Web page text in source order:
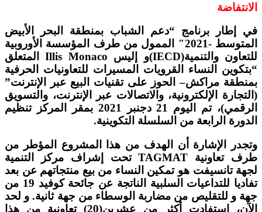
الانتفاضة
في إطار برنامج
“دعم الشباب بمنطقة البحر
الأبيض
المتوسط -2021″
الممول من طرف المؤسسة الأوروبية
للتعاون والتنمية(IECD) و إليس
المتعلق
“بتكوين النساء القرويات المسيرات للتعاونيات الحرفية
بمنطقة مراكش– الحوز على تقنيات البيع عبر الإنترنت”
( التجارة الإلكترونية، والاتصالات عبر الإنترنت، والتسويق
الرقمي)، تم اليوم دجنبر
بمقر المركز تنظيم
الدورة الرابعة من السلسلة التكوينية.
وتجدر
الإشارة أن الهدف من هذا المشروع المؤطر
من
طرف تعاونية تحت إشراف مركز
التنمية
لجهة تانسيفت هو تمكين النساء من بيع منتجاتهم عن بعد
تفاديا للتداعيات السلبية الناتجة عن جائحة كوفيد
من
جهة و للتقليص من مضاربة الوسطاء من جهة ثانية. و لحد
الآن،
استفادت أكثر من عشرين(20) تعاونية من
هذا